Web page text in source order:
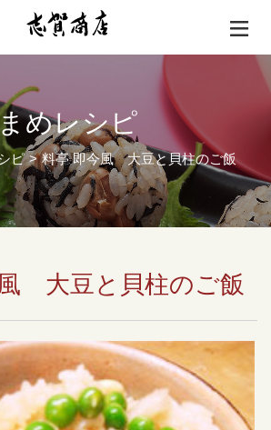
めレシピ
ピ 料亭 即今風 大豆と貝柱のご飯
大豆と貝柱のご飯